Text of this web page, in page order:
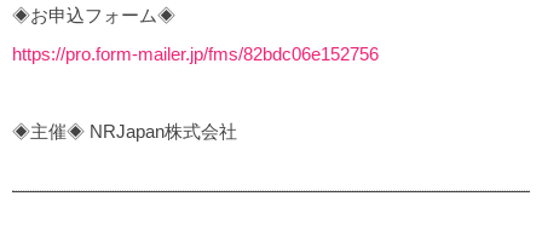
◈お申込フォーム◈
https://pro.form-mailer.jp/fms/82bdc06e152756
◈主催◈ NRJapan株式会社